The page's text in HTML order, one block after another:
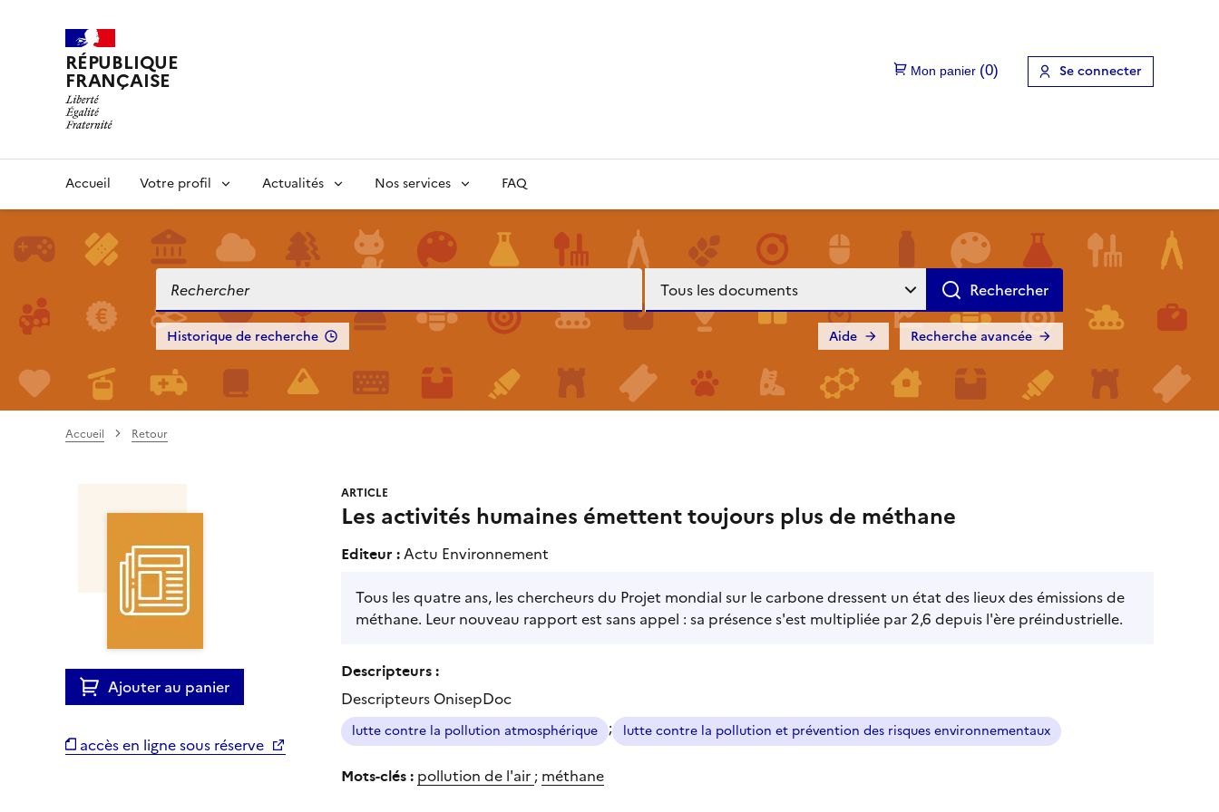
RÉPUBLIQUE
FRANÇAISE Se connecter
Accueil Votre profil Actualités Nos services FAQ
Historique de recherche Recherche avancée
Aide
Accueil Retour
Ajouter au panier
accès en ligne sous réserve
ARTICLE
Les activités humaines émettent toujours plus de méthane
Editeur :Actu Environnement
Tous les quatre ans, les chercheurs du Projet mondial sur le carbone dressent un état des lieux des émissions de
méthane. Leur nouveau rapport est sans appel : sa présence s'est multipliée par 2,6 depuis l'ère préindustrielle.
Descripteurs :
Descripteurs OnisepDoc
lutte contre la pollution atmosphérique ; lutte contre la pollution et prévention des risques environnementaux
Mots-clés : pollution de l'air ; méthane